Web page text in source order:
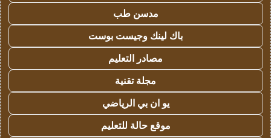
مدسن طب
باك لينك وجيست بوست
مصادر التعليم
مجلة تقنية
يو ان بي الرياضي
موقع حالة للتعليم